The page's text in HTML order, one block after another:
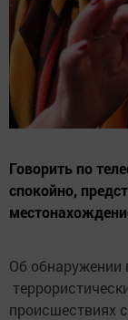
Говорить по
спокойно,
Об
происшествиях